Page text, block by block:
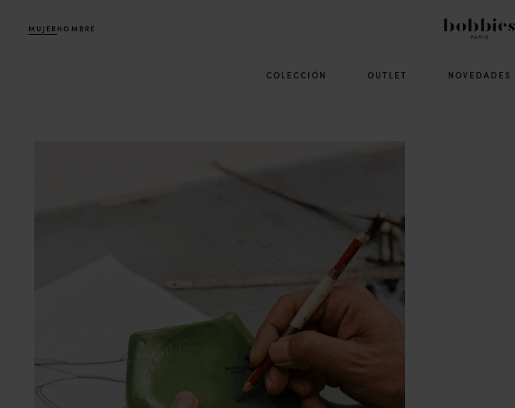
MUJER HOMBRE
COLECCIÓN OUTLET NOVEDADES